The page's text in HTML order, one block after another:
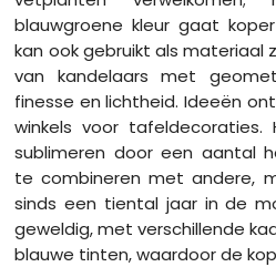
blauwgroene kleur gaat
kan ook gebruikt als materiaal
van kandelaars met
finesse en lichtheid. Ideeën
winkels voor
sublimeren door een aantal
te combineren met andere,
sinds een tiental jaar in de
geweldig, met verschillende
blauwe tinten, waardoor de